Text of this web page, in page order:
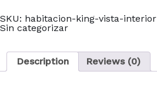
Interior
quantity
SKU: habitacion-king-vista-interior
Sin categorizar
Description Reviews (0)